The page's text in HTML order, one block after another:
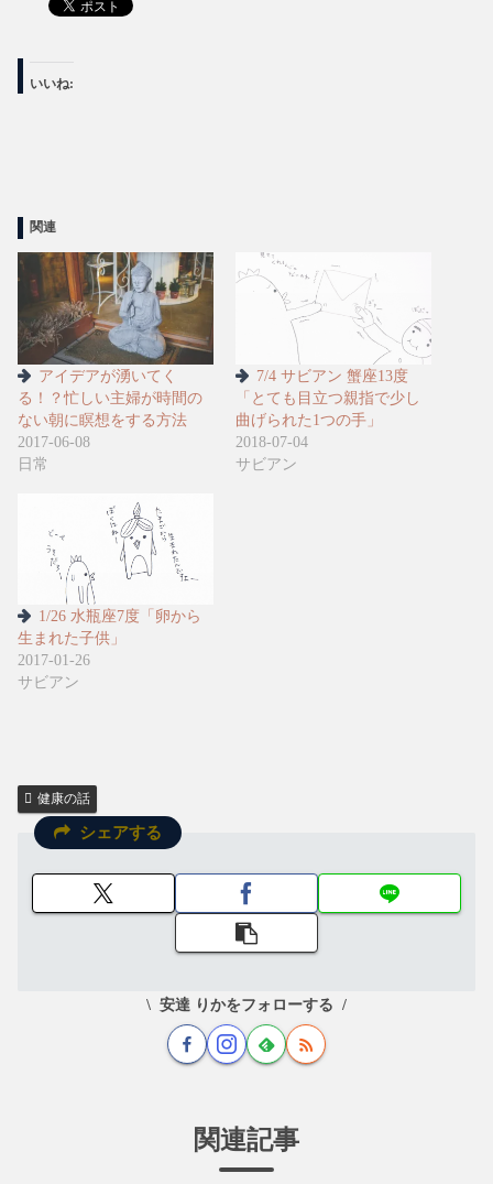
いいね:
関連
アイデアが湧いてく
る！？忙しい主婦が時間の
ない朝に瞑想をする方法
2017-06-08
日常
7/4 サビアン 蟹座13度
「とても目立つ親指で少し
曲げられた1つの手」
2018-07-04
サビアン
1/26 水瓶座7度「卵から
生まれた子供」
2017-01-26
サビアン
健康の話
シェアする
安達 りかをフォローする
関連記事